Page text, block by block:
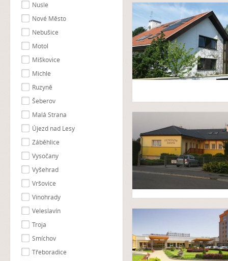
Nusle
Nové Město
Nebušice
Motol
Miškovice
Michle
Ruzyně
Šeberov
Malá Strana
Újezd nad Lesy
Záběhlice
Vysočany
Vyšehrad
Vršovice
Vinohrady
Veleslavín
Troja
Smíchov
Třeboradice